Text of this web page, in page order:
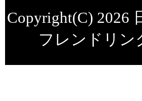
Copyright(C) 2026
フレンドリン